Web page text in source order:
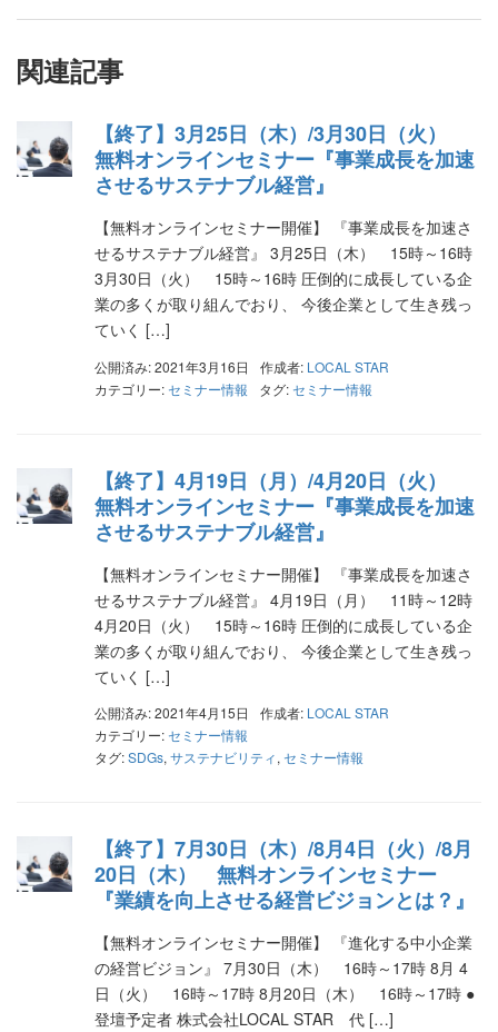
関連記事
【終了】3月25日（木）/3月30日（火）
無料オンラインセミナー『事業成長を加速
させるサステナブル経営』
【無料オンラインセミナー開催】 『事業成長を加速さ
せるサステナブル経営』 3月25日（木） 15時～16時
3月30日（火） 15時～16時 圧倒的に成長している企
業の多くが取り組んでおり、 今後企業として生き残っ
ていく […]
公開済み: 2021年3月16日 作成者: LOCAL STAR
カテゴリー:セミナー情報 タグ:セミナー情報
【終了】4月19日（月）/4月20日（火）
無料オンラインセミナー『事業成長を加速
させるサステナブル経営』
【無料オンラインセミナー開催】 『事業成長を加速さ
せるサステナブル経営』 4月19日（月） 11時～12時
4月20日（火） 15時～16時 圧倒的に成長している企
業の多くが取り組んでおり、 今後企業として生き残っ
ていく […]
公開済み: 2021年4月15日 作成者: LOCAL STAR
カテゴリー:セミナー情報
タグ:SDGs, サステナビリティ, セミナー情報
【終了】7月30日（木）/8月4日（火）/8月
20日（木） 無料オンラインセミナー
『業績を向上させる経営ビジョンとは？』
【無料オンラインセミナー開催】 『進化する中小企業
の経営ビジョン』 7月30日（木） 16時～17時 8月 4
日（火） 16時～17時 8月20日（木） 16時～17時 ●
登壇予定者 株式会社LOCAL STAR 代 […]